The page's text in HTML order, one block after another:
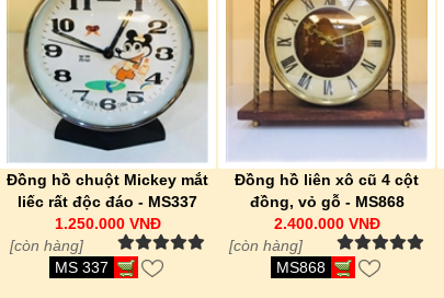
Đồng hồ chuột Mickey mắt
liếc rất độc đáo - MS337
1.250.000 VNĐ
[còn hàng]
MS 337
Đồng hồ liên xô cũ 4 cột
đồng, vỏ gỗ - MS868
2.400.000 VNĐ
[còn hàng]
MS868